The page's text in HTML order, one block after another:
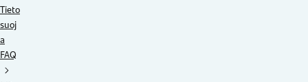
Tieto
suoj
a
FAQ